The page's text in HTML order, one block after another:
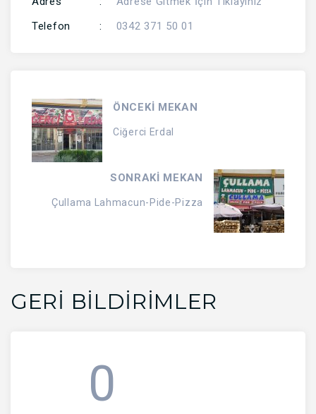
Telefon
: 0342 371 50 01
ÖNCEKİ MEKAN
Ciğerci Erdal
SONRAKİ MEKAN
Çullama Lahmacun-Pide-Pizza
GERI BILDIRIMLER
0